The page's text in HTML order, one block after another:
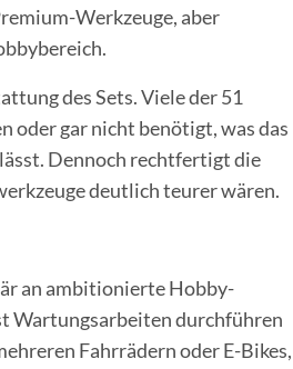
Werkzeuge, aber
des Sets. Viele der 51
oder gar nicht benötigt, was das
Dennoch rechtfertigt die
deutlich teurer wären.
an ambitionierte Hobby-
Wartungsarbeiten durchführen
Fahrrädern oder E-Bikes,